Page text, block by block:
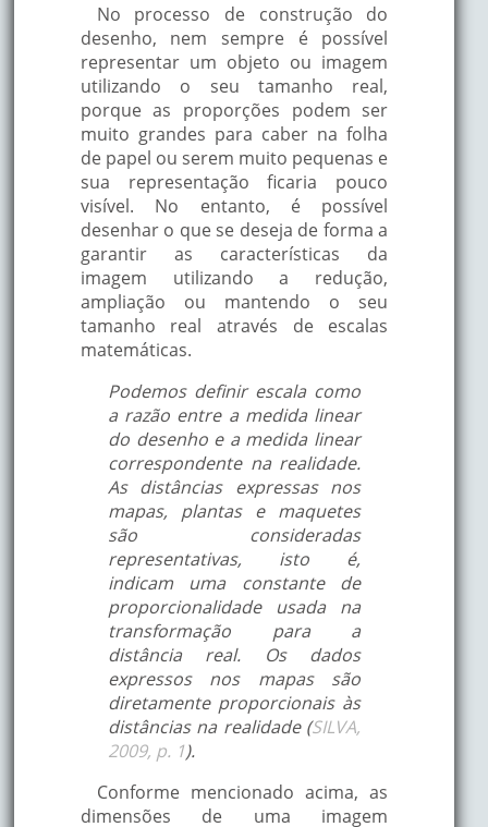
No processo de construção do
desenho, nem sempre é possível
representar um objeto ou imagem
utilizando o seu tamanho real,
porque as proporções podem ser
muito grandes para caber na folha
de papel ou serem muito pequenas e
sua representação ficaria pouco
visível. No entanto, é possível
desenhar o que se deseja de forma a
garantir as características da
imagem utilizando a redução,
ampliação ou mantendo o seu
tamanho real através de escalas
matemáticas.
Podemos definir escala como
a razão entre a medida linear
do desenho e a medida linear
correspondente na realidade.
As distâncias expressas nos
mapas, plantas e maquetes
são consideradas
representativas, isto é,
indicam uma constante de
proporcionalidade usada na
transformação para a
distância real. Os dados
expressos nos mapas são
diretamente proporcionais às
distâncias na realidade (SILVA,
2009, p. 1).
Conforme mencionado acima, as
dimensões de uma imagem